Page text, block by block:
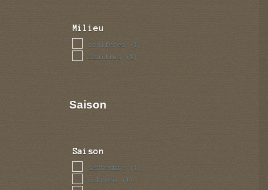
Milieu
coniferes (1)
feuillus (1)
Saison
Saison
septembre (1)
octobre (1)